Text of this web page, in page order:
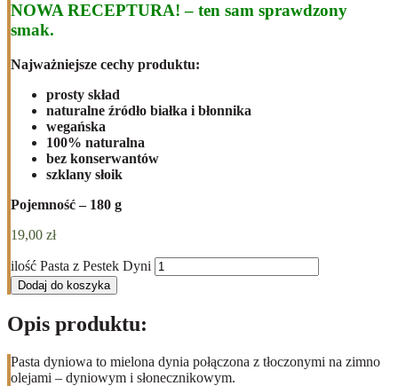
NOWA RECEPTURA! – ten sam sprawdzony
smak.
Najważniejsze cechy produktu:
prosty skład
naturalne źródło białka i błonnika
wegańska
100% naturalna
bez konserwantów
szklany słoik
Pojemność – 180 g
19,00 zł
ilość Pasta z Pestek Dyni
Dodaj do koszyka
Opis produktu:
Pasta dyniowa to mielona dynia połączona z tłoczonymi na zimno
olejami – dyniowym i słonecznikowym.